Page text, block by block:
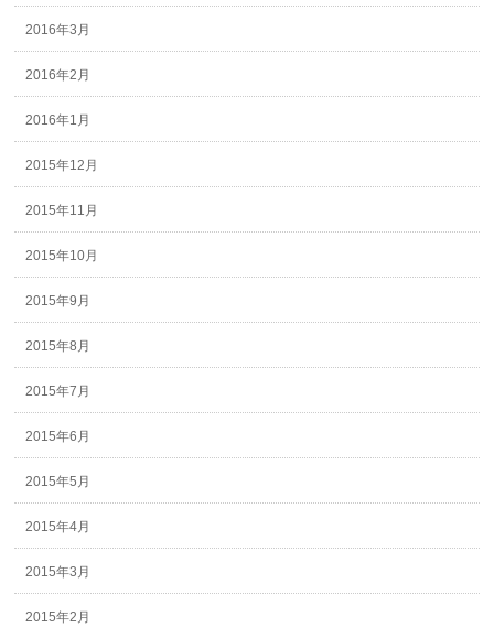
2016年3月
2016年2月
2016年1月
2015年12月
2015年11月
2015年10月
2015年9月
2015年8月
2015年7月
2015年6月
2015年5月
2015年4月
2015年3月
2015年2月